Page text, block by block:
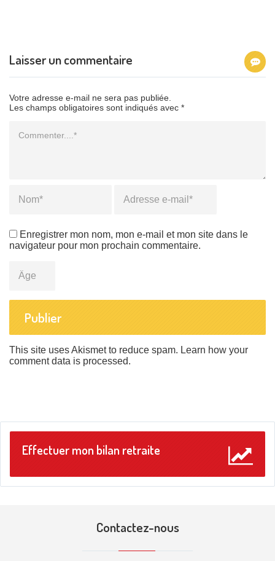
Laisser un commentaire
Votre adresse e-mail ne sera pas publiée.
Les champs obligatoires sont indiqués avec *
Enregistrer mon nom, mon e-mail et mon site dans le
navigateur pour mon prochain commentaire.
This site uses Akismet to reduce spam. Learn how your
comment data is processed.
Effectuer mon bilan retraite
Contactez-nous